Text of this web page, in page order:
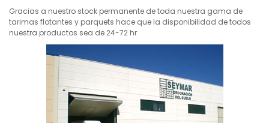
Gracias a nuestro stock permanente de toda nuestra gama de
tarimas flotantes y parquets hace que la disponibilidad de todos
nuestra productos sea de 24-72 hr.